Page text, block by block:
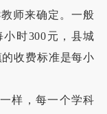
师来确定。一般
时300元，县城
收费标准是每小
样，每一个学科